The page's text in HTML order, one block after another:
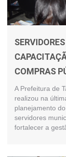
COMPRAS
A Prefeitura de
realizou na
planejamento
servidores
fortalecer a